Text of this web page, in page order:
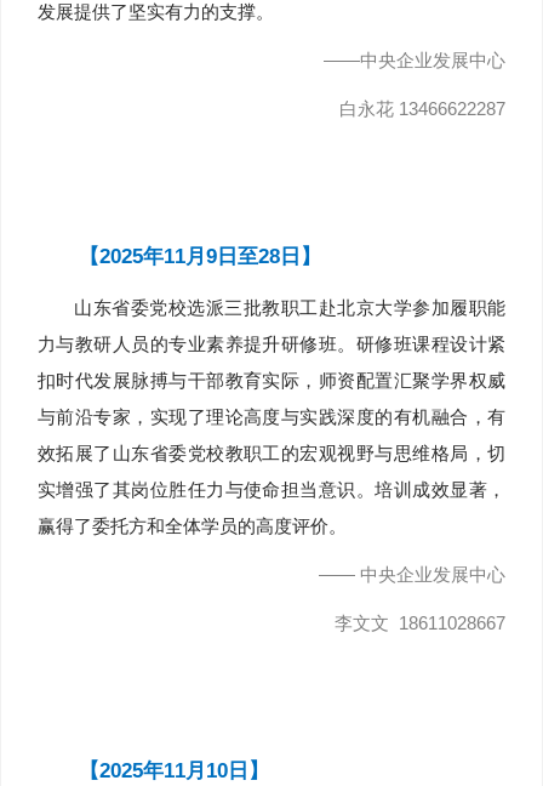
发展提供了坚实有力的支撑。
——中央企业发展中心
白永花 13466622287
【2025年11月9日至28日】
山东省委党校选派三批教职工赴北京大学参加履职能
力与教研人员的专业素养提升研修班。研修班课程设计紧
扣时代发展脉搏与干部教育实际，师资配置汇聚学界权威
与前沿专家，实现了理论高度与实践深度的有机融合，有
效拓展了山东省委党校教职工的宏观视野与思维格局，切
实增强了其岗位胜任力与使命担当意识。培训成效显著，
赢得了委托方和全体学员的高度评价。
—— 中央企业发展中心
李文文 18611028667
【2025年11月10日】